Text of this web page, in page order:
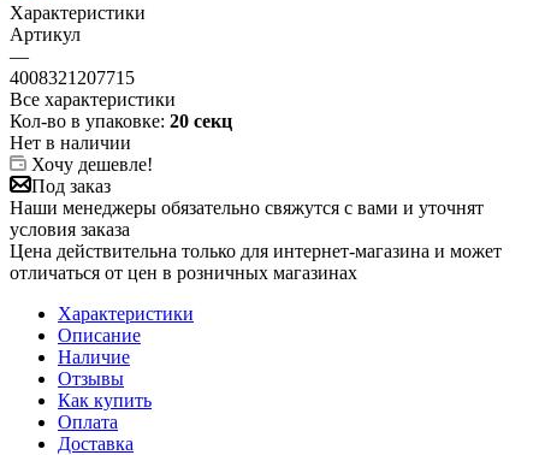
Характеристики
Артикул
—
4008321207715
Все характеристики
Кол-во в упаковке: 20 секц
Нет в наличии
Хочу дешевле!
Под заказ
Наши менеджеры обязательно свяжутся с вами и уточнят
условия заказа
Цена действительна только для интернет-магазина и может
отличаться от цен в розничных магазинах
Характеристики
Описание
Наличие
Отзывы
Как купить
Оплата
Доставка